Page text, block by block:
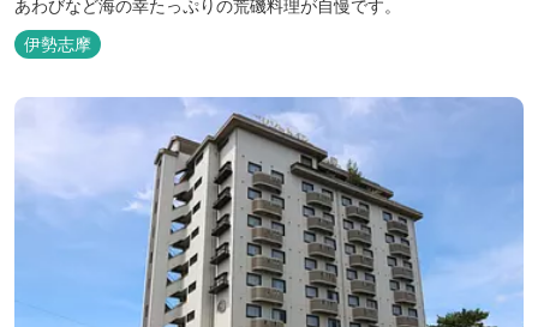
あわびなど海の幸たっぷりの荒磯料理が自慢です。
伊勢志摩